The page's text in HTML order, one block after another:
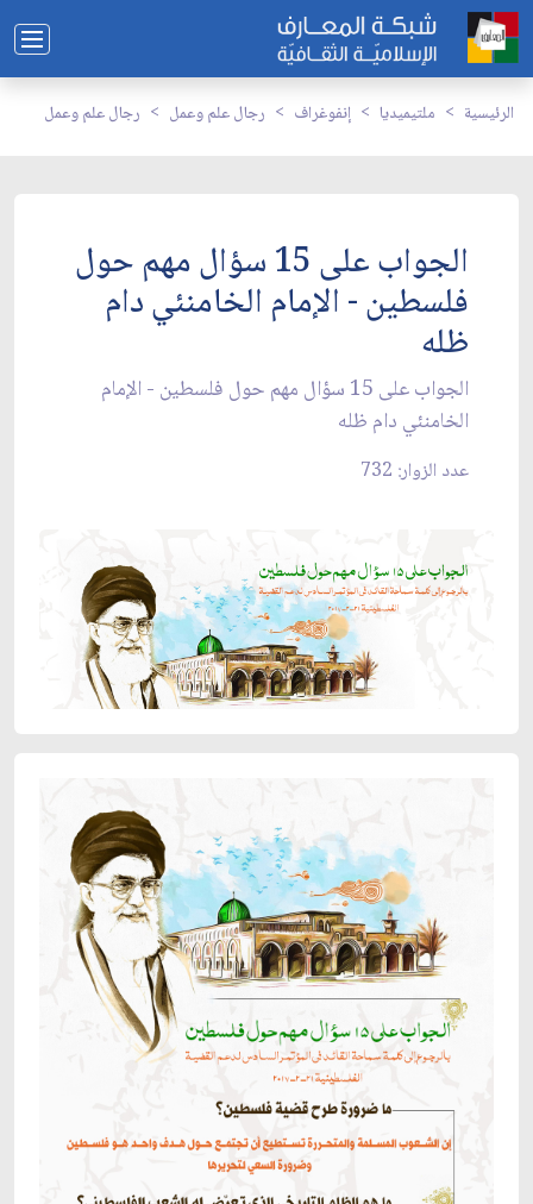
الرئيسية ملتيميديا إنفوغراف رجال علم وعمل رجال علم وعمل
الجواب على 15 سؤال مهم حول
فلسطين - الإمام الخامنئي دام
ظله
الجواب على 15 سؤال مهم حول فلسطين - الإمام
الخامنئي دام ظله
عدد الزوار: 732